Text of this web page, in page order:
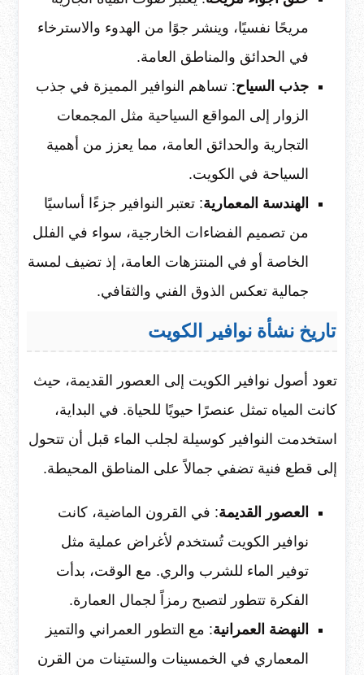
مريحًا نفسيًا، وينشر جوًا من الهدوء والاسترخاء
في الحدائق والمناطق العامة.
جذب السياح: تساهم النوافير المميزة في جذب
الزوار إلى المواقع السياحية مثل المجمعات
التجارية والحدائق العامة، مما يعزز من أهمية
السياحة في الكويت.
الهندسة المعمارية: تعتبر النوافير جزءًا أساسيًا
من تصميم الفضاءات الخارجية، سواء في الفلل
الخاصة أو في المنتزهات العامة، إذ تضيف لمسة
جمالية تعكس الذوق الفني والثقافي.
تاريخ نشأة نوافير الكويت
تعود أصول نوافير الكويت إلى العصور القديمة، حيث
كانت المياه تمثل عنصرًا حيويًا للحياة. في البداية،
استخدمت النوافير كوسيلة لجلب الماء قبل أن تتحول
إلى قطع فنية تضفي جمالاً على المناطق المحيطة.
العصور القديمة: في القرون الماضية، كانت
نوافير الكويت تُستخدم لأغراض عملية مثل
توفير الماء للشرب والري. مع الوقت، بدأت
الفكرة تتطور لتصبح رمزاً لجمال العمارة.
النهضة العمرانية: مع التطور العمراني والتميز
المعماري في الخمسينات والستينات من القرن